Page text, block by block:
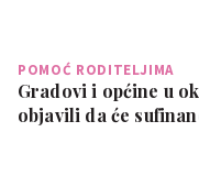
POMOĆ RODITELJIMA
Gradovi i općine u
objavili da će